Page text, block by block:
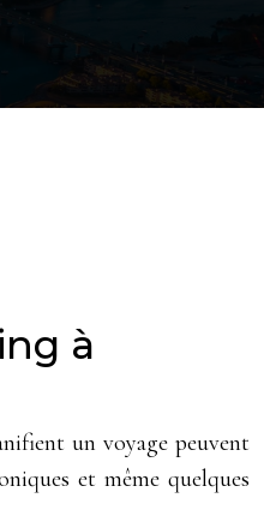
à
un voyage peuvent
et même quelques